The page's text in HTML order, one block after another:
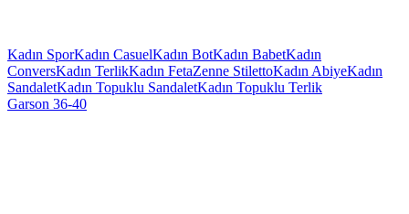
Kadın SporKadın CasuelKadın BotKadın BabetKadın
ConversKadın TerlikKadın FetaZenne StilettoKadın AbiyeKadın
SandaletKadın Topuklu SandaletKadın Topuklu Terlik
Garson 36-40